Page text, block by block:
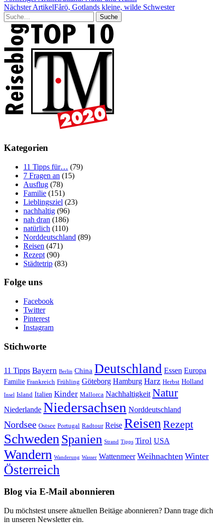
Nächster ArtikelFårö, Gotlands kleine, wilde Schwester
Suche
Kategorien
11 Tipps für… (79)
7 Fragen an (15)
Ausflug (78)
Familie (151)
Lieblingsziel (23)
nachhaltig (96)
nah dran (186)
natürlich (110)
Norddeutschland (89)
Reisen (471)
Rezept (90)
Städtetrip (83)
Folge uns
Facebook
Twitter
Pinterest
Instagram
Stichworte
11 Tipps Bayern Berlin China Deutschland Essen Europa
Familie Frankreich Frühling Göteborg Hamburg Harz Herbst Holland
Insel Island Italien Kinder Mallorca Nachhaltigkeit Natur
Niederlande Niedersachsen Norddeutschland
Nordsee Ostsee Portugal Radtour Reise Reisen Rezept
Schweden Spanien Strand Tipps Tirol USA
Wandern Wanderung Wasser Wattenmeer Weihnachten Winter
Österreich
Blog via E-Mail abonnieren
Du möchstest unsere aktuellen Beitäge abonnieren? Dann trage dich
in unseren Newsletter ein.